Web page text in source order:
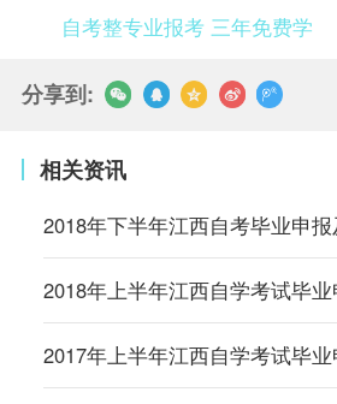
自考整专业报考 三年免费学
分享到:
相关资讯
2018年下半年江西自考毕业申
2018年上半年江西自学考试毕
2017年上半年江西自学考试毕